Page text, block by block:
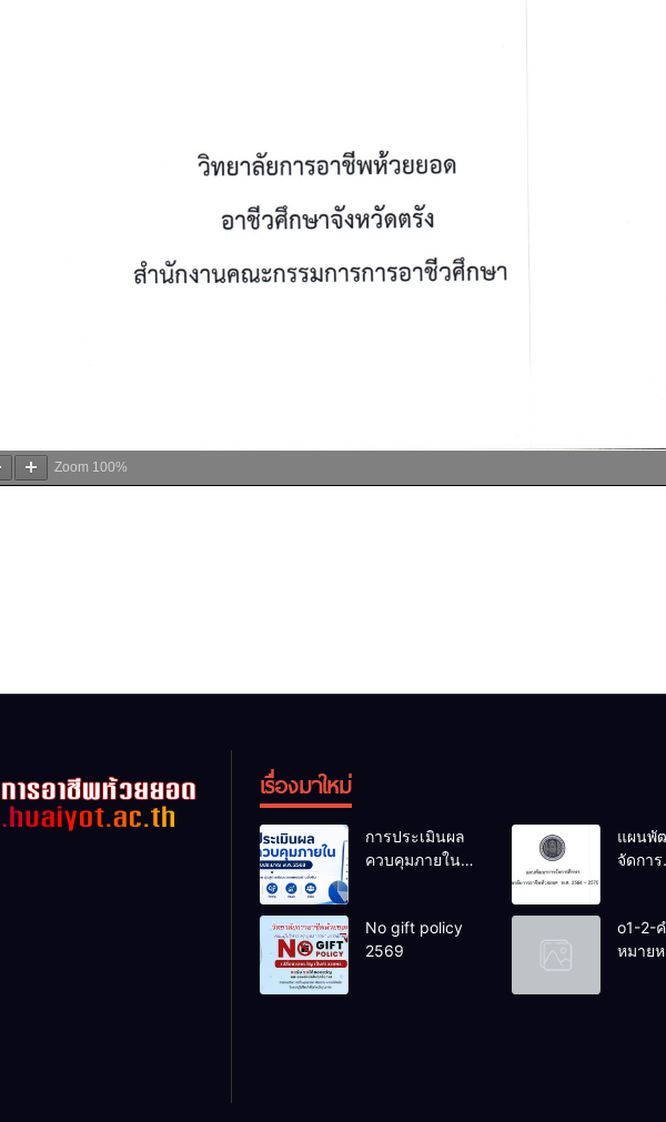
Zoom 100%
เรื่องมาใหม่
การประเมินผล
ควบคุมภายใน
แผนพั
จัดการ
ห้วยย
No gift policy
2569
o1-2-
หมาย